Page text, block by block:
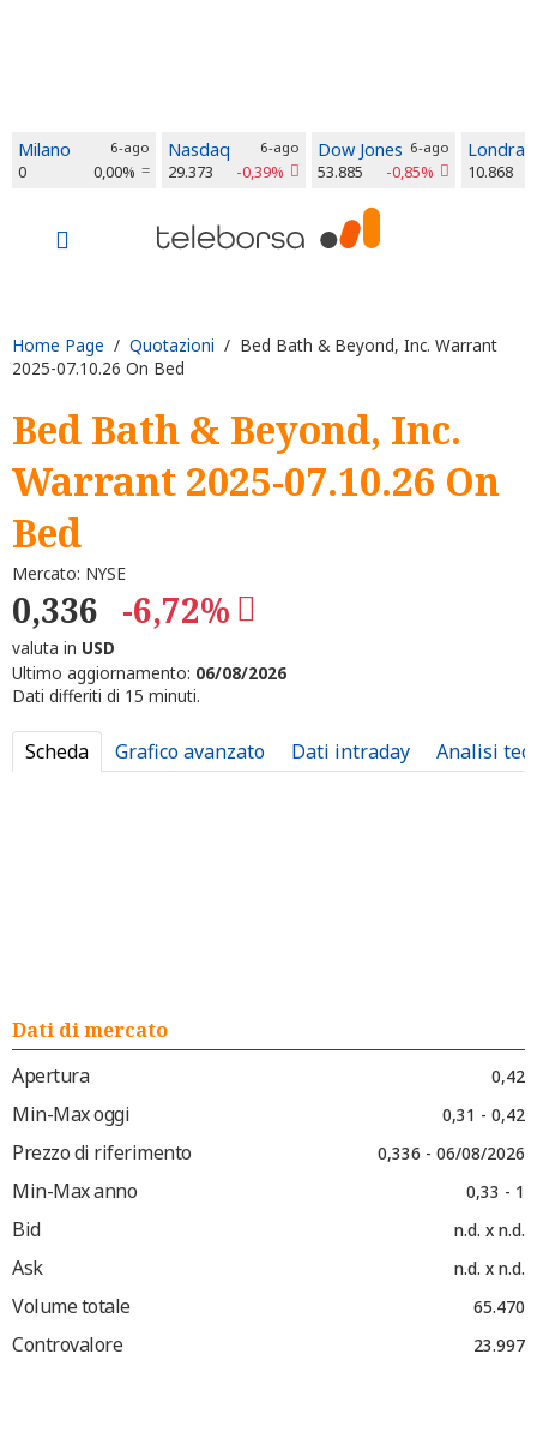
Milano 6-ago
0 0,00%
Nasdaq 6-ago
29.373 -0,39%
Dow Jones 6-ago
53.885 -0,85%
Londra
10.868
Home Page / Quotazioni / Bed Bath & Beyond, Inc. Warrant
2025-07.10.26 On Bed
Bed Bath & Beyond, Inc.
Warrant 2025-07.10.26 On
Bed
Mercato: NYSE
0,336 -6,72%
valuta in USD
Ultimo aggiornamento: 06/08/2026
Dati differiti di 15 minuti.
Scheda Grafico avanzato Dati intraday Analisi
Dati di mercato
Apertura
0,42
Min-Max oggi 0,31 - 0,42
Prezzo di riferimento 0,336 - 06/08/2026
Min-Max anno 0,33 - 1
Bid n.d. x n.d.
Ask n.d. x n.d.
Volume totale 65.470
Controvalore 23.997